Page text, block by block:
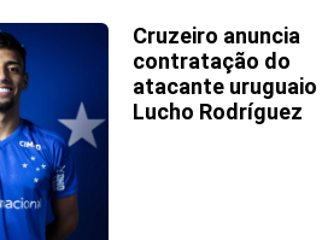
Cruzeiro anuncia
contratação do
atacante uruguaio
Lucho Rodríguez